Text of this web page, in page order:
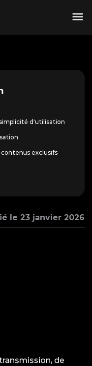
d'utilisation
exclusifs
le 23 janvier 2026
de